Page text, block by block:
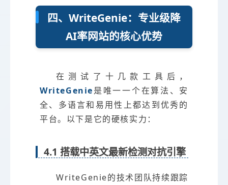
四、WriteGenie：专业级降
AI率网站的核心优势
在测试了十几款工具后，
WriteGenie是唯一一个在算法、安
全、多语言和易用性上都达到优秀的
平台。以下是它的硬核实力：
4.1 搭载中英文最新检测对抗引擎
WriteGenie的技术团队持续跟踪